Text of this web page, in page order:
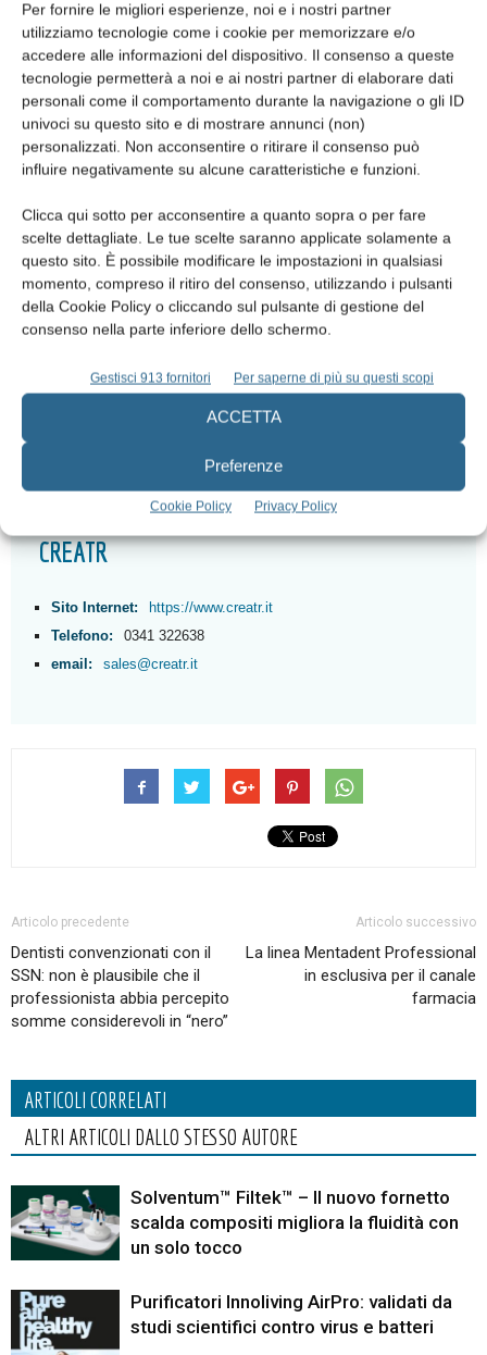
Per fornire le migliori esperienze, noi e i nostri partner
utilizziamo tecnologie come i cookie per memorizzare e/o
accedere alle informazioni del dispositivo. Il consenso a queste
tecnologie permetterà a noi e ai nostri partner di elaborare dati
personali come il comportamento durante la navigazione o gli ID
univoci su questo sito e di mostrare annunci (non)
personalizzati. Non acconsentire o ritirare il consenso può
influire negativamente su alcune caratteristiche e funzioni.
Clicca qui sotto per acconsentire a quanto sopra o per fare
scelte dettagliate. Le tue scelte saranno applicate solamente a
questo sito. È possibile modificare le impostazioni in qualsiasi
momento, compreso il ritiro del consenso, utilizzando i pulsanti
della Cookie Policy o cliccando sul pulsante di gestione del
consenso nella parte inferiore dello schermo.
Gestisci 913 fornitori Per saperne di più su questi scopi
ACCETTA
Preferenze
Cookie Policy Privacy Policy
I VANTAGGI DELLA STAMPA 3D
Creatr si pone comepartner per l’additive manufacturing
settore dentale. L’azienda offre soluzioni specifichesia per coloro
che privilegiano l’approccio in-house con stampanti 3D desktop,
qualità dei laboratori Creatr.
CREATR
Sito Internet:
https://www.creatr.it
Telefono:
0341 322638
email:
sales@creatr.it
Articolo precedente
Dentisti convenzionati con il
SSN: non è plausibile che il
professionista abbia percepito
somme considerevoli in “nero”
Articolo successivo
La linea Mentadent Professional
in esclusiva per il canale
farmacia
ARTICOLI CORRELATI
ALTRI ARTICOLI DALLO STESSO AUTORE
Solventum™ Filtek™ – Il nuovo fornetto
scalda compositi migliora la fluidità con
un solo tocco
Purificatori Innoliving AirPro: validati da
studi scientifici contro virus e batteri